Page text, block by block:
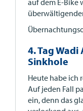
auf dem E-Bike
4. Tag
Sinkhole
Heute habe ich
Auf jeden Fall
ein, denn das